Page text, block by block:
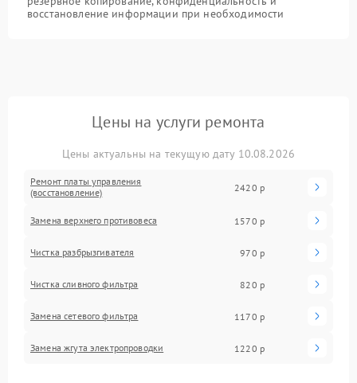
восстановление информации при необходимости
Цены на услуги ремонта
Цены актуальны на текущую дату 10.08.2026
Ремонт платы управления
(восстановление)
2420 р
Замена верхнего противовеса 1570 р
Чистка разбрызгивателя 970 р
Чистка сливного фильтра 820 р
Замена сетевого фильтра 1170 р
Замена жгута электропроводки 1220 р